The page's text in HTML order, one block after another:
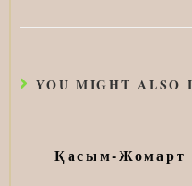
YOU MIGHT ALSO
Қасым-Жомарт